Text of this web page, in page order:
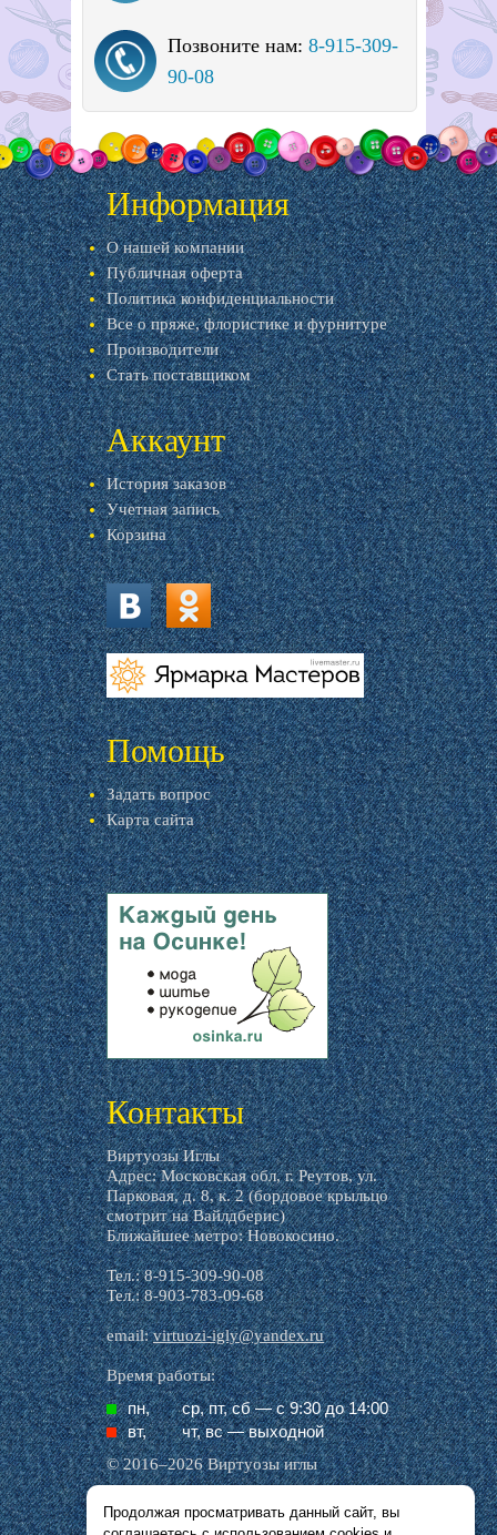
Позвоните нам: 8-915-309-
90-08
Информация
О нашей компании
Публичная оферта
Политика конфиденциальности
Все о пряже, флористике и фурнитуре
Производители
Стать поставщиком
Аккаунт
История заказов
Учетная запись
Корзина
vk.com ok.ru
livemaster.ru
Помощь
Задать вопрос
Карта сайта
livemaster.ru
Контакты
Виртуозы Иглы
Адрес: Московская обл, г. Реутов, ул.
Парковая, д. 8, к. 2 (бордовое крыльцо
смотрит на Вайлдберис)
Ближайшее метро: Новокосино.
Тел.: 8-915-309-90-08
Тел.: 8-903-783-09-68
email:virtuozi-igly@yandex.ru
Время работы:
пн,
ср, пт, cб — с 9:30 до 14:00
вт,
чт, вс — выходной
© 2016–2026 Виртуозы иглы
Все названия производителей, символика и
Продолжая просматривать данный сайт, вы